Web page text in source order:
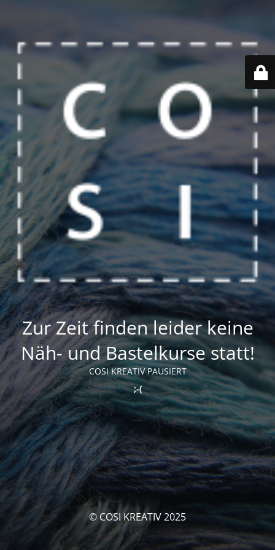
Zur Zeit finden leider keine
Näh- und Bastelkurse statt!
COSI KREATIV PAUSIERT
;-(
© COSI KREATIV 2025